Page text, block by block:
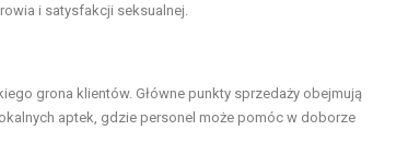
i satysfakcji seksualnej.
grona klientów. Główne punkty sprzedaży obejmują
aptek, gdzie personel może pomóc w doborze